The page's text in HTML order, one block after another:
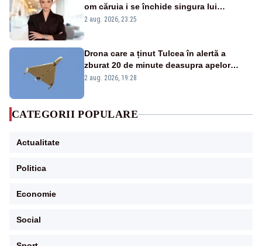
om căruia i se închide singura lui
portiță?”
2 aug. 2026, 23:25
Drona care a ținut Tulcea în alertă a
zburat 20 de minute deasupra apelor
României. Au fost ridicate două F-16
2 aug. 2026, 19:28
CATEGORII POPULARE
Actualitate
Politica
Economie
Social